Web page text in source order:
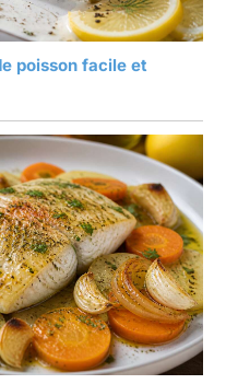
poisson facile et